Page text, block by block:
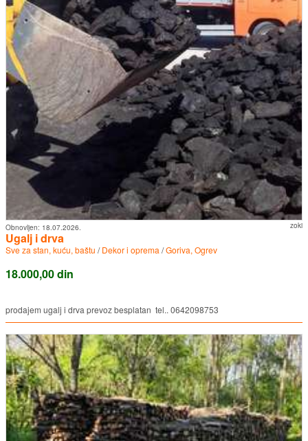
zoki
Obnovljen: 18.07.2026.
Ugalj i drva
Sve za stan, kuću, baštu /Dekor i oprema /Goriva, Ogrev
18.000,00 din
prodajem ugalj i drva prevoz besplatan tel.. 0642098753